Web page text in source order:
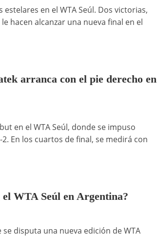
en el WTA Seúl. Dos victorias,
hacen alcanzar una nueva final en el
arranca con el pie derecho en
en el WTA Seúl, donde se impuso
En los cuartos de final, se medirá con
WTA Seúl en Argentina?
disputa una nueva edición de WTA